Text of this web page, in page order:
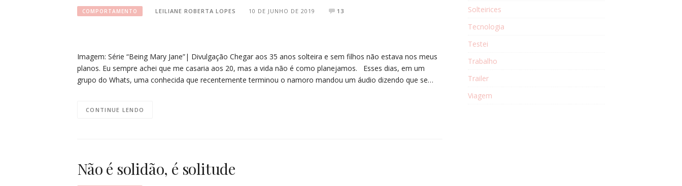
COMPORTAMENTO LEILIANE ROBERTA LOPES 10 DE JUNHO DE 2019 13
Imagem: Série “Being Mary Jane”| Divulgação Chegar aos 35 anos solteira e sem filhos não estava nos meus
planos. Eu sempre achei que me casaria aos 20, mas a vida não é como planejamos. Esses dias, em um
grupo do Whats, uma conhecida que recentemente terminou o namoro mandou um áudio dizendo que se…
CONTINUE LENDO
Não é solidão, é solitude
Solteirices
Tecnologia
Testei
Trabalho
Trailer
Viagem